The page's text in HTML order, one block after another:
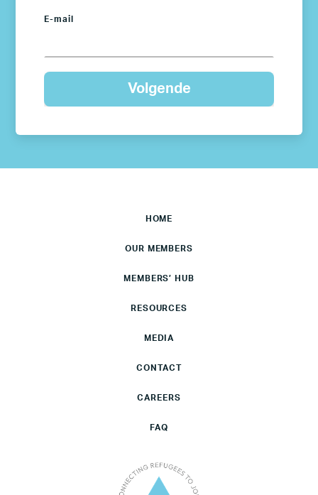
E-mail
HOME
OUR MEMBERS
MEMBERS’ HUB
RESOURCES
MEDIA
CONTACT
CAREERS
FAQ